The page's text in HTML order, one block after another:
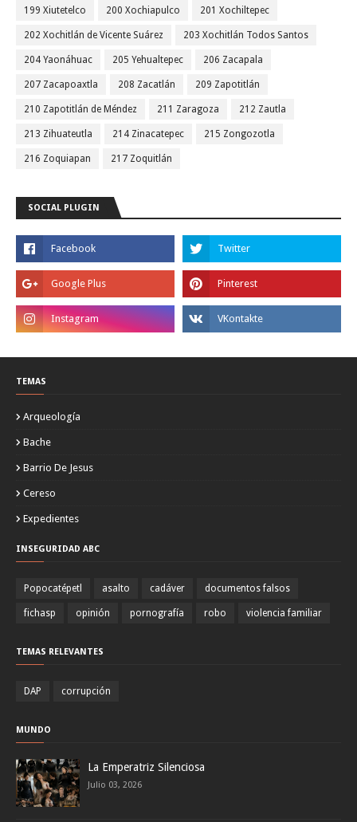
199 Xiutetelco 200 Xochiapulco 201 Xochiltepec
202 Xochitlán de Vicente Suárez 203 Xochitlán Todos Santos
204 Yaonáhuac 205 Yehualtepec 206 Zacapala
207 Zacapoaxtla 208 Zacatlán 209 Zapotitlán
210 Zapotitlán de Méndez 211 Zaragoza 212 Zautla
213 Zihuateutla 214 Zinacatepec 215 Zongozotla
216 Zoquiapan 217 Zoquitlán
SOCIAL PLUGIN
TEMAS
Arqueología
Bache
Barrio De Jesus
Cereso
Expedientes
INSEGURIDAD ABC
Popocatépetl asalto cadáver documentos falsos
fichasp opinión pornografía robo violencia familiar
TEMAS RELEVANTES
DAP corrupción
MUNDO
La Emperatriz Silenciosa
Julio 03, 2026